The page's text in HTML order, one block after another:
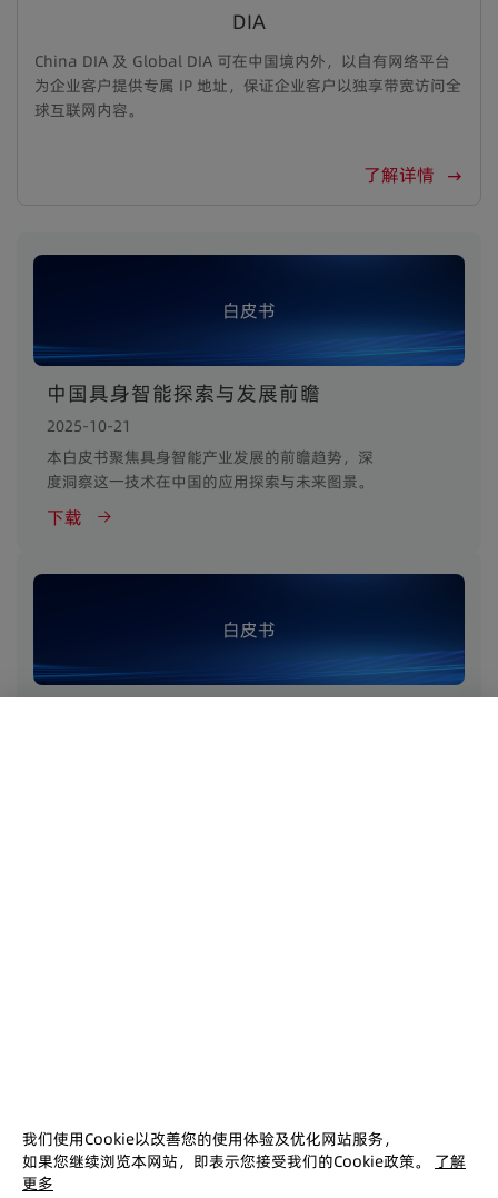
我们使用Cookie以改善您的使用体验及优化网站服务，
如果您继续浏览本网站，即表示您接受我们的Cookie政策。
了解
更多
DIA
China DIA 及 Global DIA 可在中国境内外，以自有网络平台
为企业客户提供专属 IP 地址，保证企业客户以独享带宽访问全
球互联网内容。
了解详情
白皮书
中国具身智能探索与发展前瞻
2025-10-21
本白皮书聚焦具身智能产业发展的前瞻趋势，深
度洞察这一技术在中国的应用探索与未来图景。
下载
白皮书
快速连结